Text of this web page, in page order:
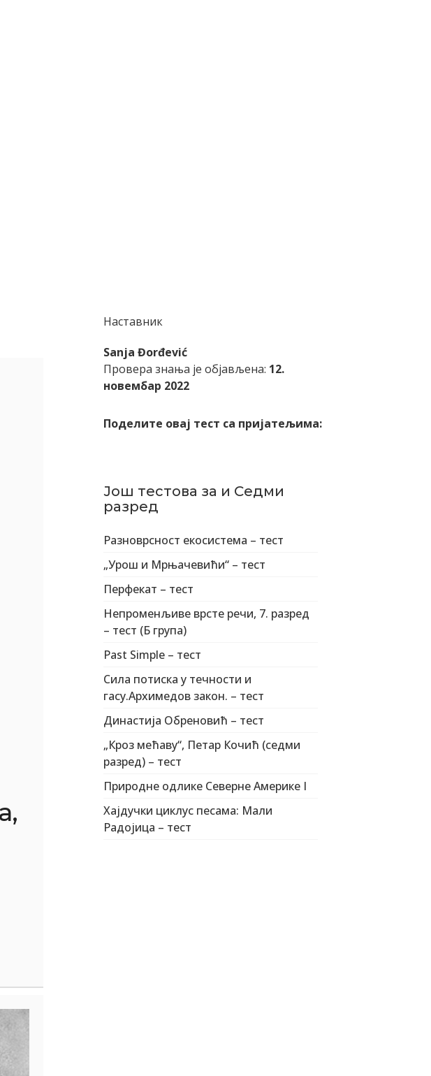
Наставник
Sanja Đorđević
Провера знања је објављена: 12.
новембар 2022
Поделите овај тест са пријатељима:
Још тестова за и Седми
разред
Разноврсност екосистема – тест
„Урош и Мрњачевићи“ – тест
Перфекат – тест
Непроменљиве врсте речи, 7. разред
– тест (Б група)
Past Simple – тест
Сила потиска у течности и
гасу.Архимедов закон. – тест
Династија Обреновић – тест
„Кроз мећаву“, Петар Кочић (седми
разред) – тест
Природне одлике Северне Америке I
Хајдучки циклус песама: Мали
Радојица – тест